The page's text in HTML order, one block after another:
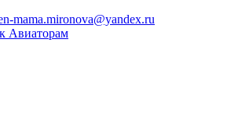
mama.mironova@yandex.ru
Авиаторам